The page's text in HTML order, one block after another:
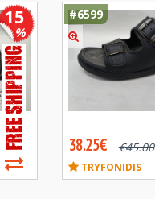
15
%
38.25€ €45.00
TRYFONIDIS
#6599